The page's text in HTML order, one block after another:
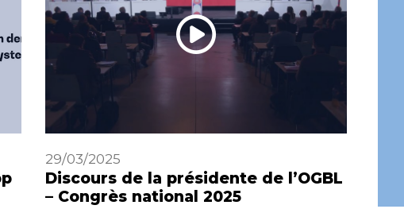
29/03/2025
Discours de la présidente de l’OGBL
– Congrès national 2025